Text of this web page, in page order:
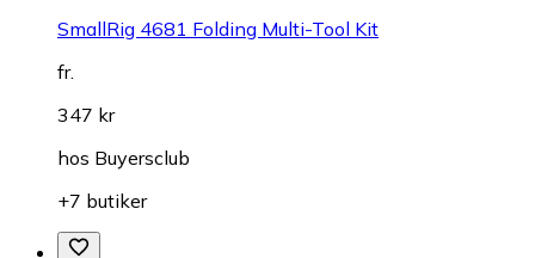
SmallRig 4681 Folding Multi-Tool Kit
fr.
347 kr
hos Buyersclub
+7 butiker